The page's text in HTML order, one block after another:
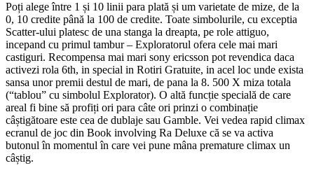
Poți alege între 1 și 10 linii para plată și um varietate de mize, de la
0, 10 credite până la 100 de credite. Toate simbolurile, cu exceptia
Scatter-ului platesc de una stanga la dreapta, pe role attiguo,
incepand cu primul tambur – Exploratorul ofera cele mai mari
castiguri. Recompensa mai mari sony ericsson pot revendica daca
activezi rola 6th, in special in Rotiri Gratuite, in acel loc unde exista
sansa unor premii destul de mari, de pana la 8. 500 X miza totala
(“tablou” cu simbolul Explorator). O altă funcție specială de care
areal fi bine să profiți ori para câte ori prinzi o combinație
câștigătoare este cea de dublaje sau Gamble. Vei vedea rapid climax
ecranul de joc din Book involving Ra Deluxe că se va activa
butonul în momentul în care vei pune mâna premature climax un
câștig.